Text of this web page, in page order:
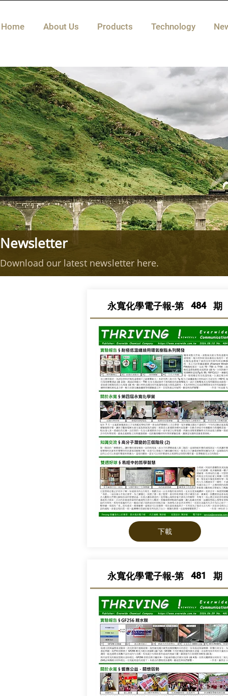
Home About Us Products Technology
Newsletter
Download our latest newsletter here.
484
永寬化學電子報-第 期
下載
481
永寬化學電子報-第 期